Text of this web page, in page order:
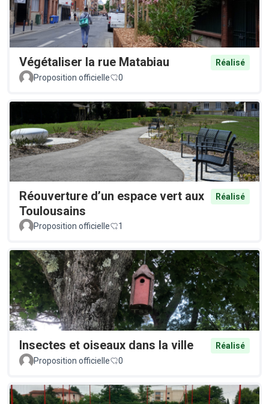
Végétaliser la rue Matabiau
Réalisé
Proposition officielle
0
Réouverture d’un espace vert aux
Toulousains
Réalisé
Proposition officielle 1
Insectes et oiseaux dans la ville
Réalisé
Proposition officielle
0